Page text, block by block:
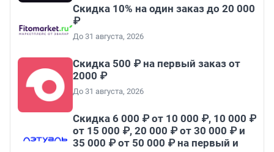
Скидка 10% на один заказ до 20 000
₽
До 31 августа, 2026
Скидка 500 ₽ на первый заказ от
2000 ₽
До 31 августа, 2026
Скидка 6 000 ₽ от 10 000 ₽, 10 000 ₽
от 15 000 ₽, 20 000 ₽ от 30 000 ₽ и
35 000 ₽ от 50 000 ₽ на первый и